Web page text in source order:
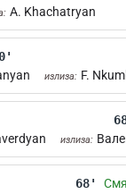
A. Khachatryan
излиза: F.
излиза:
68'